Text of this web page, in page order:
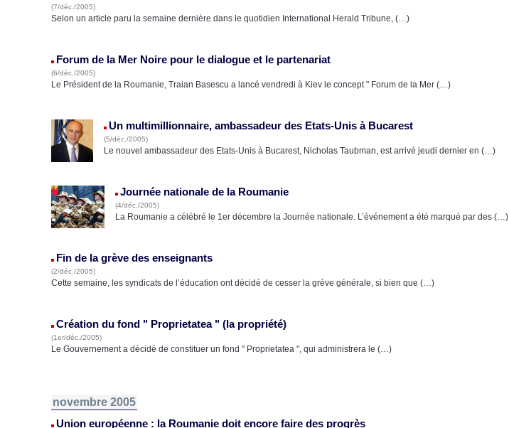
(7/déc./2005)
Selon un article paru la semaine dernière dans le quotidien International Herald Tribune, (…)
Forum de la Mer Noire pour le dialogue et le partenariat
(6/déc./2005)
Le Président de la Roumanie, Traian Basescu a lancé vendredi à Kiev le concept " Forum de la Mer (…)
Un multimillionnaire, ambassadeur des Etats-Unis à Bucarest
(5/déc./2005)
Le nouvel ambassadeur des Etats-Unis à Bucarest, Nicholas Taubman, est arrivé jeudi dernier en (…)
Journée nationale de la Roumanie
(4/déc./2005)
La Roumanie a célébré le 1er décembre la Journée nationale. L’événement a été marqué par des (…)
Fin de la grève des enseignants
(2/déc./2005)
Cette semaine, les syndicats de l’éducation ont décidé de cesser la grève générale, si bien que (…)
Création du fond " Proprietatea " (la propriété)
(1er/déc./2005)
Le Gouvernement a décidé de constituer un fond " Proprietatea ", qui administrera le (…)
novembre 2005
Union européenne : la Roumanie doit encore faire des progrès